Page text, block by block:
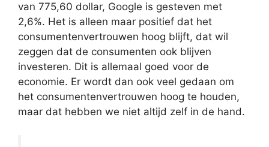
van 775,60 dollar, Google is gesteven met
2,6%. Het is alleen maar positief dat het
consumentenvertrouwen hoog blijft, dat wil
zeggen dat de consumenten ook blijven
investeren. Dit is allemaal goed voor de
economie. Er wordt dan ook veel gedaan om
het consumentenvertrouwen hoog te houden,
maar dat hebben we niet altijd zelf in de hand.